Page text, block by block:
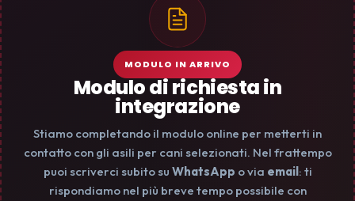
MODULO IN ARRIVO
Modulo di richiesta in
integrazione
Stiamo completando il modulo online per metterti in
contatto con gli asili per cani selezionati. Nel frattempo
puoi scriverci subito su WhatsApp o via email: ti
rispondiamo nel più breve tempo possibile con